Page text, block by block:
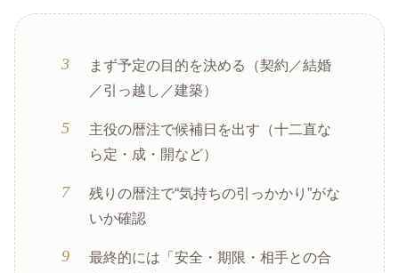
まず予定の目的を決める（契約／結婚
／引っ越し／建築）
主役の暦注で候補日を出す（十二直な
ら定・成・開など）
残りの暦注で“気持ちの引っかかり”がな
いか確認
最終的には「安全・期限・相手との合